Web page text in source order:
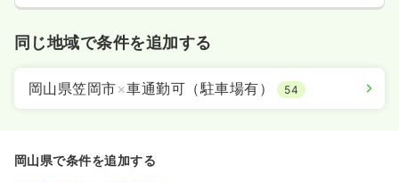
同じ地域で条件を追加する
岡山県笠岡市×車通勤可（駐車場有） 54
岡山県で条件を追加する